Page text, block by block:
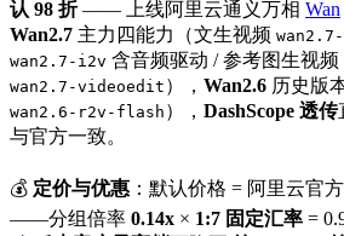
认 98 折—— 上线阿里云通义万相 Wan
Wan2.7 主力四能力（文生视频
wan2.7-i2v 含音频驱动 / 参考图生视频
wan2.7-videoedit ）， Wan2.6 历史版
wan2.6-r2v-flash ）， DashScope 透传
与官方一致。
💰 定价与优惠 ：默认价格 = 阿里云官
——分组倍率 0.14x × 1:7 固定汇率 =